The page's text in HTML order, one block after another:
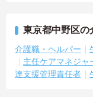
東京都中野区の
介護職・ヘルパー
主任ケアマネジャ
達支援管理責任者